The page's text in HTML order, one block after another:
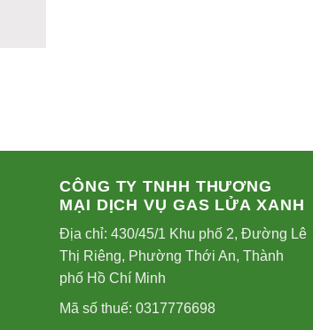
CÔNG TY TNHH THƯƠNG
MẠI DỊCH VỤ GAS LỬA XANH
Địa chỉ: 430/45/1 Khu phố 2, Đường Lê
Thị Riêng, Phường Thới An, Thành
phố Hồ Chí Minh
Mã số thuế: 0317776698